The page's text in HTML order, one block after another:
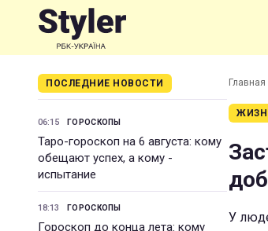
ПОСЛЕДНИЕ НОВОСТИ
06:15 ГОРОСКОПЫ
Таро-гороскоп на 6 августа: кому
обещают успех, а кому -
испытание
18:13 ГОРОСКОПЫ
Гороскоп до конца лета: кому
Главная
У